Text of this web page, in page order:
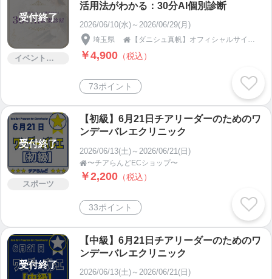
受付終了
イベント・セミナー・交流会
活用法がわかる：30分AI個別診断
2026/06/10(水)～2026/06/29(月)
埼玉県 
￥4,900 （税込）
73ポイント
受付終了
スポーツ
【初級】6月21日チアリーダーのためのワ
ンデーバレエクリニック
2026/06/13(土)～2026/06/21(日)
〜チアらんどECショップ〜
￥2,200 （税込）
33ポイント
受付終了
【中級】6月21日チアリーダーのためのワ
ンデーバレエクリニック
2026/06/13(土)～2026/06/21(日)